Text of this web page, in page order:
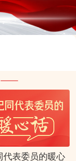
代表委员的暖心